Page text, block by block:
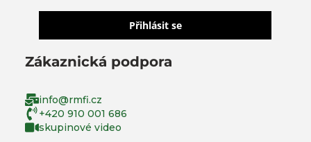
Přihlásit se
Zákaznická podpora
info@rmfi.cz
+420 910 001 686
skupinové video